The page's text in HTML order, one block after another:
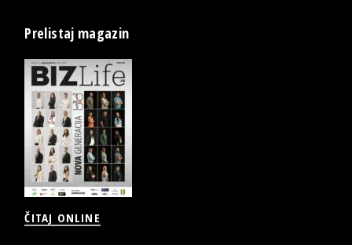
Prelistaj magazin
ČITAJ ONLINE